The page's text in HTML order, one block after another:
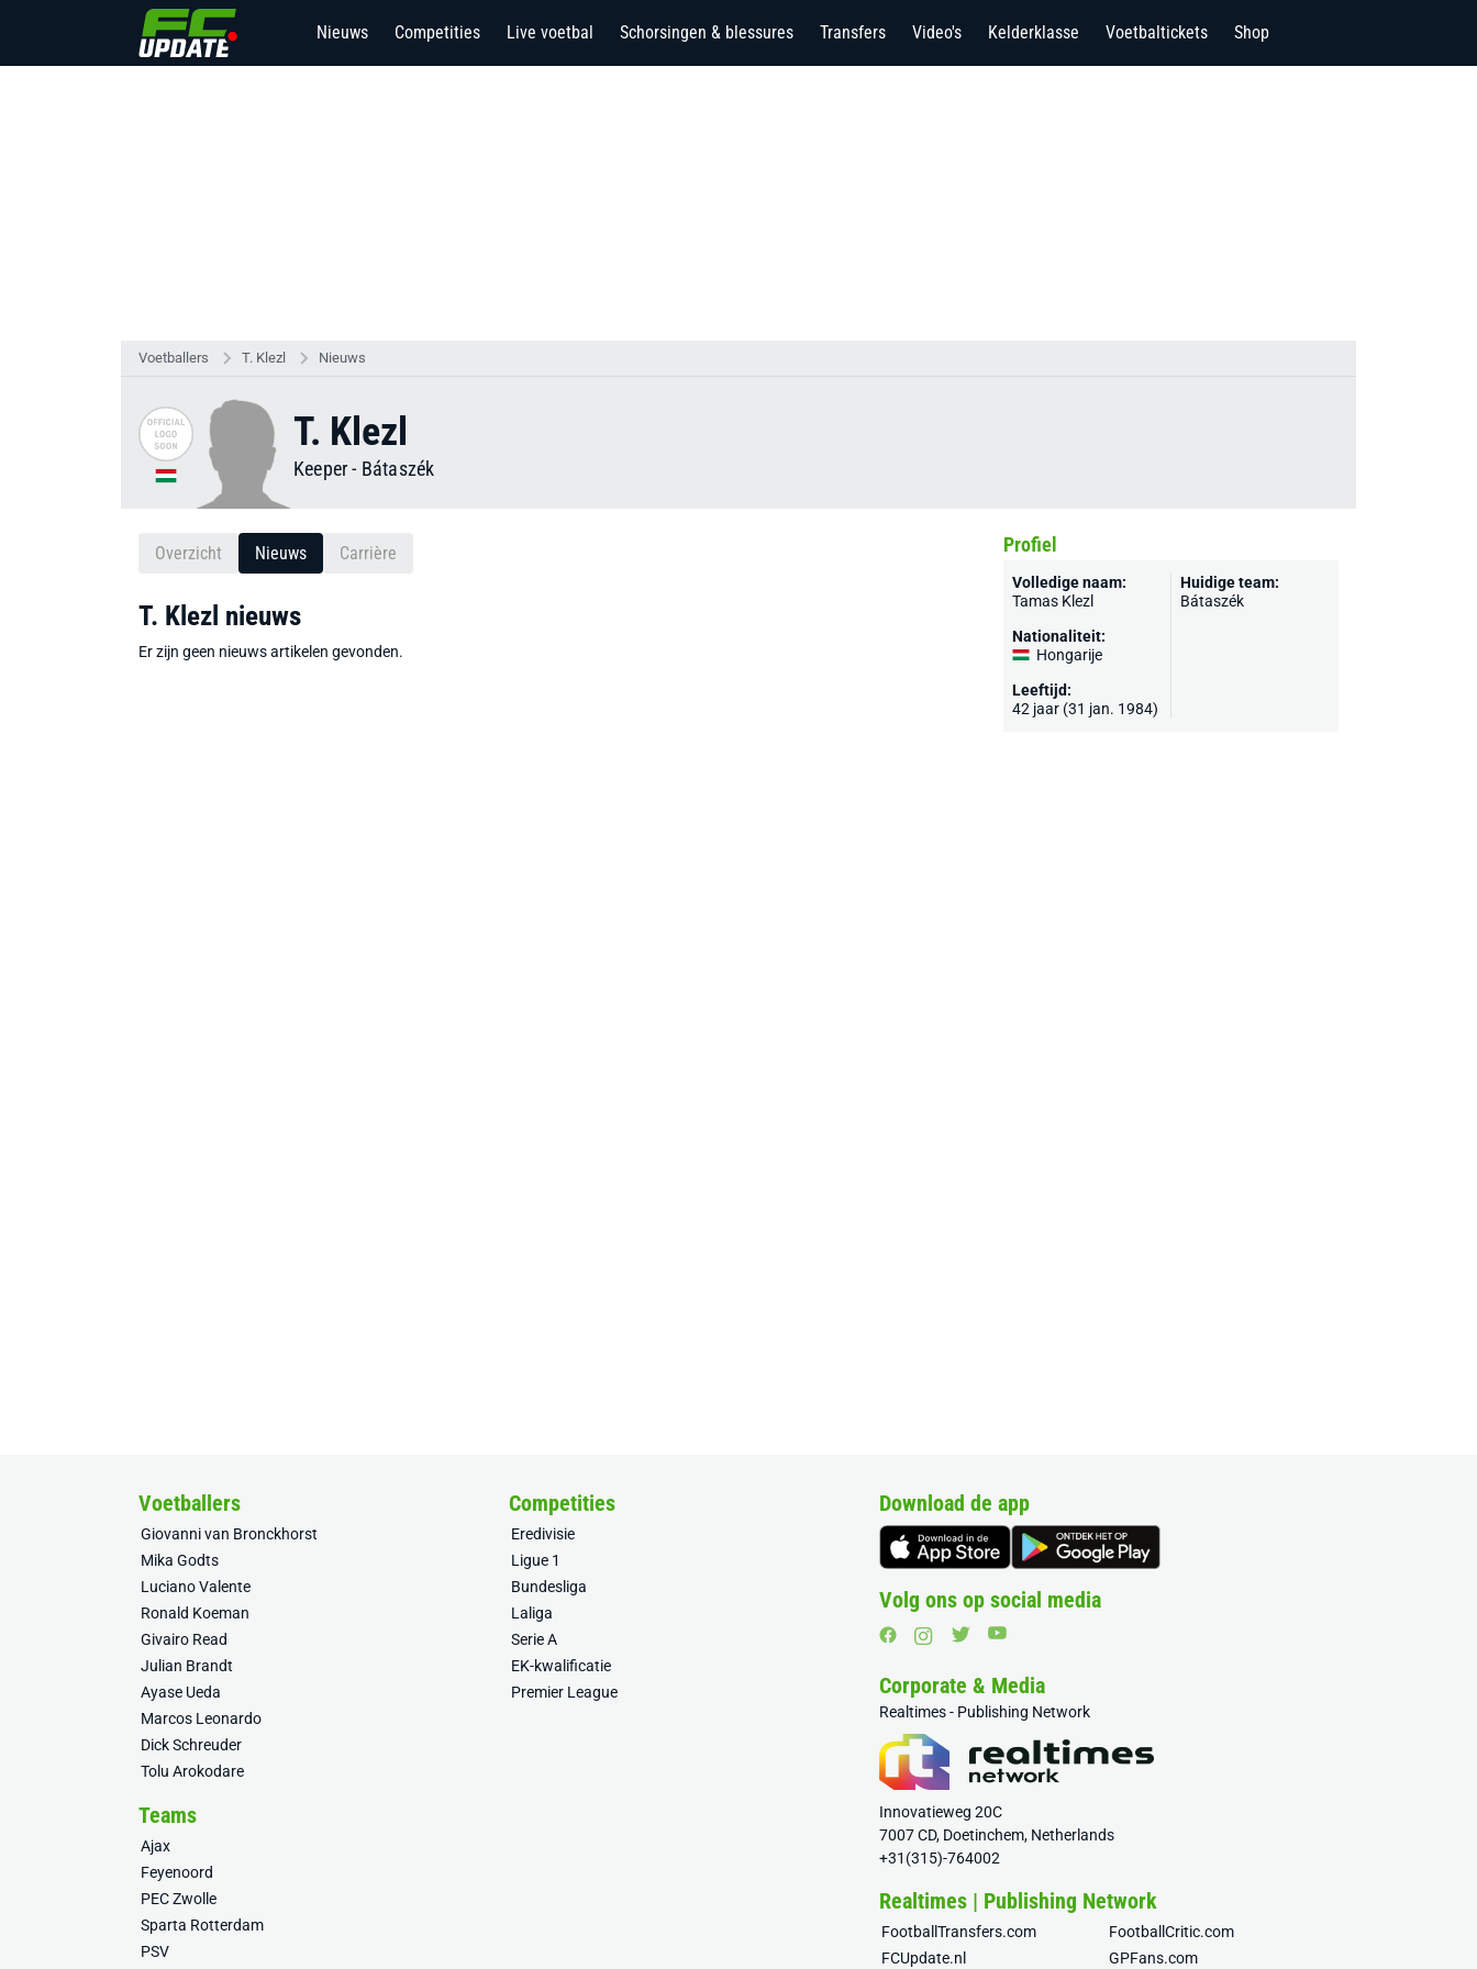
Nieuws Competities Live voetbal Schorsingen & blessures Transfers Video's Kelderklasse Voetbaltickets Shop
Voetballers T. Klezl Nieuws
T. Klezl
Keeper- Bátaszék
Overzicht Nieuws Carrière
T. Klezl nieuws
Er zijn geen nieuws artikelen gevonden.
Profiel
Volledige naam:
Tamas Klezl
Nationaliteit:
Hongarije
Leeftijd:
42 jaar (31 jan. 1984)
Huidige team:
Bátaszék
Voetballers
Giovanni van Bronckhorst
Mika Godts
Luciano Valente
Ronald Koeman
Givairo Read
Julian Brandt
Ayase Ueda
Marcos Leonardo
Dick Schreuder
Tolu Arokodare
Competities
Eredivisie
Ligue 1
Bundesliga
Laliga
Serie A
EK-kwalificatie
Premier League
Teams
Ajax
Feyenoord
PEC Zwolle
Sparta Rotterdam
PSV
Download de app
Volg ons op social media
Corporate & Media
Realtimes - Publishing Network
Innovatieweg 20C
7007 CD, Doetinchem, Netherlands
+31(315)-764002
Realtimes | Publishing Network
FootballTransfers.com
FootballCritic.com
FCUpdate.nl
GPFans.com